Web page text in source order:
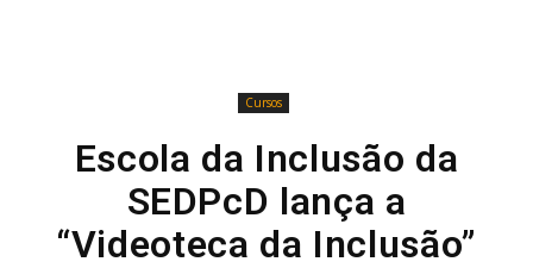
Cursos
Escola da Inclusão da
SEDPcD lança a
“Videoteca da Inclusão”